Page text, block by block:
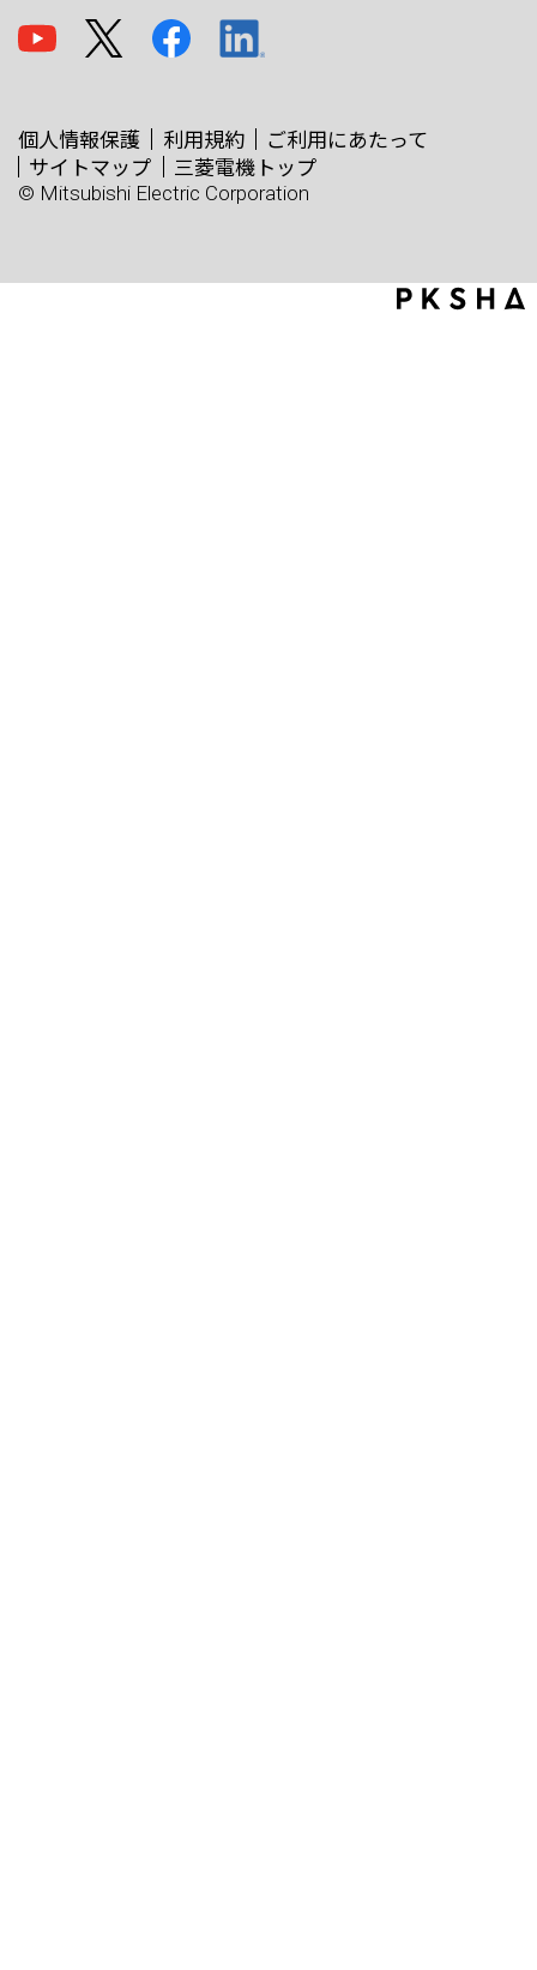
個人情報保護 利用規約
ご利用にあたって
サイトマップ
三菱電機トップ
© Mitsubishi Electric Corporation